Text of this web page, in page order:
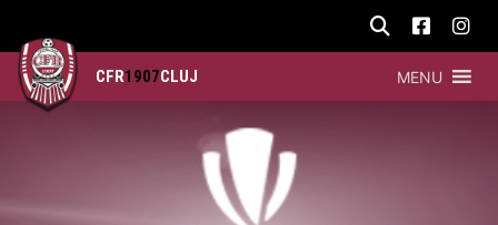
CFR1907CLUJ MENU